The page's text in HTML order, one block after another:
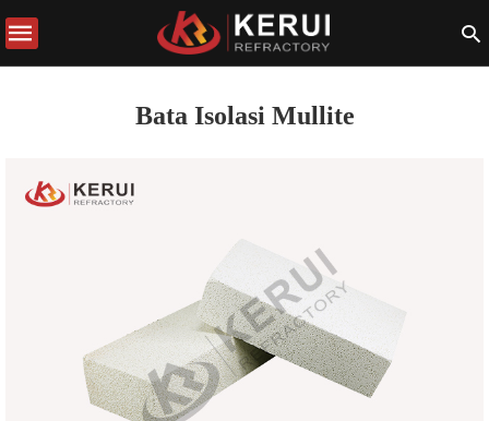
Bata Isolasi Mullite